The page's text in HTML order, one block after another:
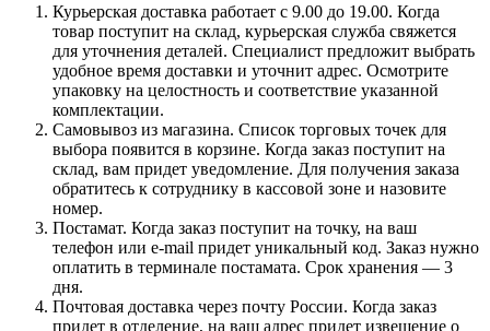
Курьерская доставка работает с 9.00 до 19.00. Когда
товар поступит на склад, курьерская служба свяжется
для уточнения деталей. Специалист предложит выбрать
удобное время доставки и уточнит адрес. Осмотрите
упаковку на целостность и соответствие указанной
комплектации.
Самовывоз из магазина. Список торговых точек для
выбора появится в корзине. Когда заказ поступит на
склад, вам придет уведомление. Для получения заказа
обратитесь к сотруднику в кассовой зоне и назовите
номер.
Постамат. Когда заказ поступит на точку, на ваш
телефон или e-mail придет уникальный код. Заказ нужно
оплатить в терминале постамата. Срок хранения — 3
дня.
Почтовая доставка через почту России. Когда заказ
придет в отделение, на ваш адрес придет извещение о